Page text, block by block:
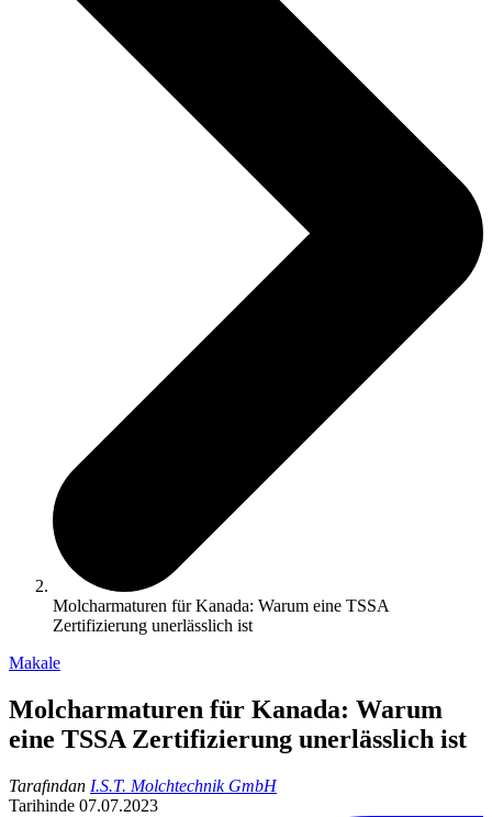
Molcharmaturen für Kanada: Warum eine TSSA
Zertifizierung unerlässlich ist
Makale
Molcharmaturen für Kanada: Warum
eine TSSA Zertifizierung unerlässlich ist
Tarafından I.S.T. Molchtechnik GmbH
Tarihinde 07.07.2023